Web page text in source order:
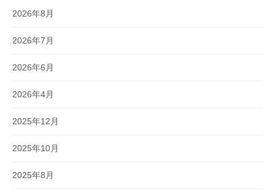
2026年8月
2026年7月
2026年6月
2026年4月
2025年12月
2025年10月
2025年8月